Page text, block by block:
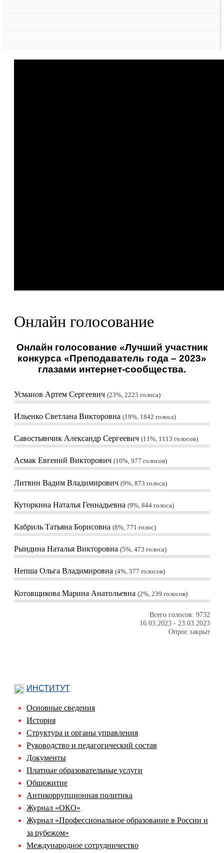
Онлайн голосование
Онлайн голосование «Лучший участник
конкурса «Преподаватель года – 2023»
глазами интернет-сообщества.
Усманов Артем Сергеевич 23%, 2223 голоса
Ильенко Светлана Викторовна 19%, 1842 голоса
Савостьянчик Александр Сергеевич 11%, 1113 голосов
Асмак Евгений Викторович 10%, 977 голосов
Литвин Вадим Владимирович 9%, 873 голоса
Куторкина Наталья Геннадьевна 9%, 844 голоса
Кабриль Татьяна Борисовна 8%, 771 голос
Рындина Наталья Викторовна 5%, 473 голоса
Непша Ольга Владимировна 4%, 377 голосов
Котовщикова Марина Анатольевна 2%, 239 голосов
Всего голосов: 9732
16.03.2023 - 23.03.2023
Опрос закрыт
ИНСТИТУТ
Основные сведения
История
Структура и органы управления
Руководство и педагогический состав
Документы
Платные образовательные услуги
Общежитие
Антикоррупционная политика
Журнал «ОКО»
Журнал «Профессиональное образование в России и
за рубежом»
Международное сотрудничество